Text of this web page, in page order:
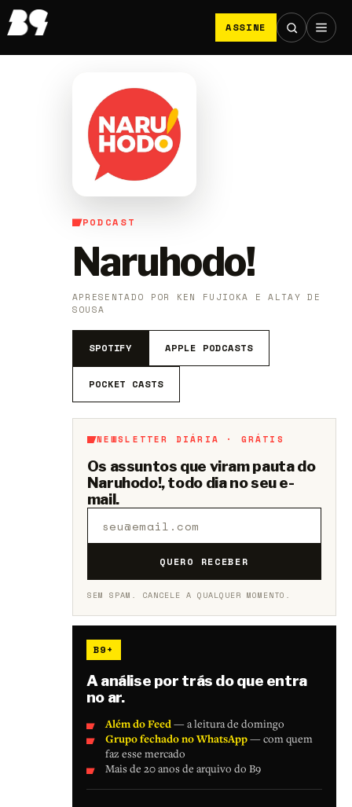
ASSINE
PODCAST
Naruhodo!
APRESENTADO POR KEN FUJIOKA E ALTAY DE
SOUSA
SPOTIFY APPLE PODCASTS
POCKET CASTS
NEWSLETTER DIÁRIA · GRÁTIS
Os assuntos que viram pauta do
Naruhodo!, todo dia no seu e-
mail.
QUERO RECEBER
SEM SPAM. CANCELE A QUALQUER MOMENTO.
B9+
A análise por trás do que entra
no ar.
Além do Feed— a leitura de domingo
Grupo fechado no WhatsApp— com quem
faz esse mercado
Mais de 20 anos de arquivo do B9